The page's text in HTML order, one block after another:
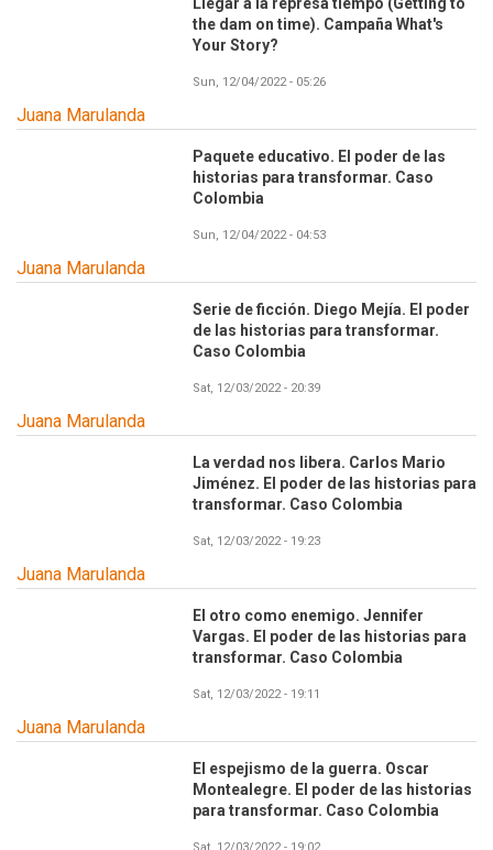
Llegar a la represa tiempo (Getting to
the dam on time). Campaña What's
Your Story?
Sun, 12/04/2022 - 05:26
Juana Marulanda
Paquete educativo. El poder de las
historias para transformar. Caso
Colombia
Sun, 12/04/2022 - 04:53
Juana Marulanda
Serie de ficción. Diego Mejía. El poder
de las historias para transformar.
Caso Colombia
Sat, 12/03/2022 - 20:39
Juana Marulanda
La verdad nos libera. Carlos Mario
Jiménez. El poder de las historias para
transformar. Caso Colombia
Sat, 12/03/2022 - 19:23
Juana Marulanda
El otro como enemigo. Jennifer
Vargas. El poder de las historias para
transformar. Caso Colombia
Sat, 12/03/2022 - 19:11
Juana Marulanda
El espejismo de la guerra. Oscar
Montealegre. El poder de las historias
para transformar. Caso Colombia